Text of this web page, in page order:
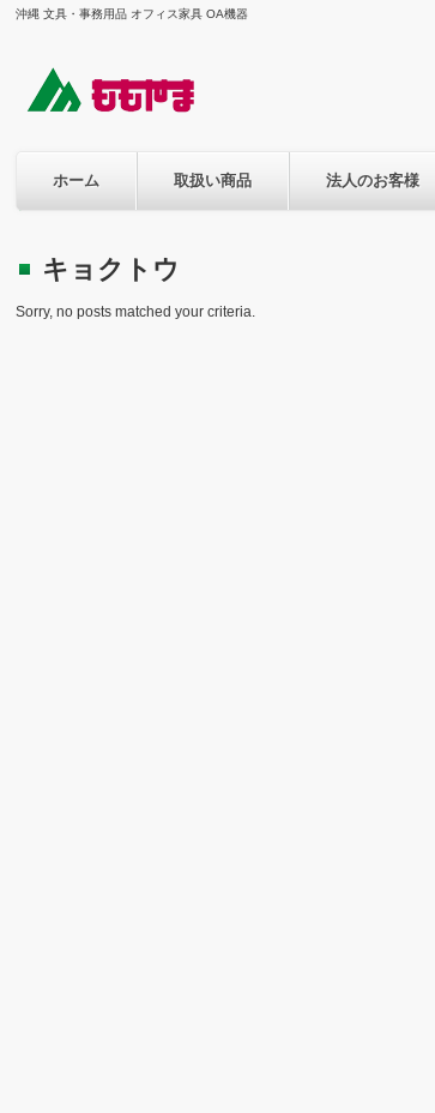
沖縄 文具・事務用品 オフィス家具 OA機器
ホーム 取扱い商品 法人のお客様
キョクトウ
Sorry, no posts matched your criteria.